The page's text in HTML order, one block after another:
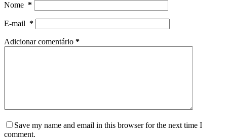
Nome *
E-mail *
Adicionar comentário *
Save my name and email in this browser for the next time I
comment.